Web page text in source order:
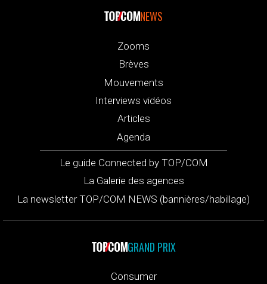
NEWS
Zooms
Brèves
Mouvements
Interviews vidéos
Articles
Agenda
Le guide Connected by TOP/COM
La Galerie des agences
La newsletter TOP/COM NEWS (bannières/habillage)
GRAND PRIX
Consumer